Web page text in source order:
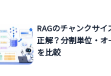
RAGのチャンクサイ
正解？分割単位・オ
を比較